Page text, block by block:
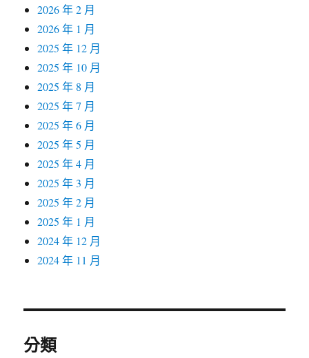
2026 年 2 月
2026 年 1 月
2025 年 12 月
2025 年 10 月
2025 年 8 月
2025 年 7 月
2025 年 6 月
2025 年 5 月
2025 年 4 月
2025 年 3 月
2025 年 2 月
2025 年 1 月
2024 年 12 月
2024 年 11 月
分類